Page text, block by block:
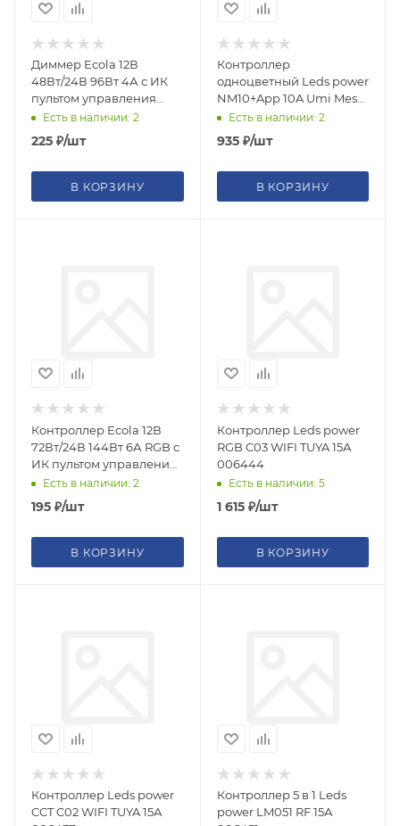
Диммер Ecola 12В
48Вт/24В 96Вт 4А с ИК
пультом управления
CDM04CESB
Есть в наличии: 2
225 ₽/шт
В КОРЗИНУ
Контроллер
одноцветный Leds power
NM10+App 10A Umi Mesh
005379
Есть в наличии: 2
935₽/шт
В КОРЗИНУ
Контроллер Ecola 12В
72Вт/24В 144Вт 6А RGB с
ИК пультом управления
CRS072ESB
Есть в наличии: 2
195 ₽/шт
В КОРЗИНУ
Контроллер Leds power
RGB C03 WIFI TUYA 15А
006444
Есть в наличии: 5
1 615₽/шт
В КОРЗИНУ
Контроллер Leds power
CCT C02 WIFI TUYA 15А
Контроллер 5 в 1 Leds
power LM051 RF 15А